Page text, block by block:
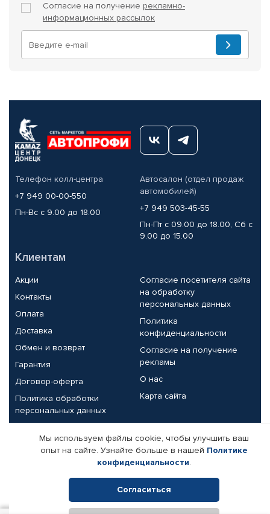
Согласие на получение рекламно-
информационных рассылок
Телефон колл-центра
+7 949 00-00-550
Пн-Вс с 9.00 до 18.00
Автосалон (отдел продаж
автомобилей)
+7 949 503-45-55
Пн-Пт с 09.00 до 18.00, Сб с
9.00 до 15.00
Клиентам
Акции
Контакты
Оплата
Доставка
Обмен и возврат
Гарантия
Договор-оферта
Политика обработки
персональных данных
Согласие посетителя сайта
на обработку
персональных данных
Политика
конфиденциальности
Согласие на получение
рекламы
О нас
Карта сайта
Партнерам
Корпоративным клиентам
Поставщикам
Реквизиты компании
Мы используем файлы cookie, чтобы улучшить ваш
опыт на сайте. Узнайте больше в нашей Политике
конфиденциальности.
Согласиться